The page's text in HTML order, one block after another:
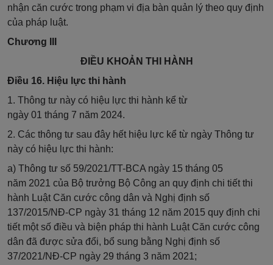
nhận căn cước trong phạm vi địa bàn quản lý theo quy định
của pháp luật.
Chương III
ĐIỀU KHOẢN THI HÀNH
Điều 16. Hiệu lực thi hành
1. Thông tư này có hiệu lực thi hành kể từ
ngày 01 tháng 7 năm 2024.
2. Các thông tư sau đây hết hiệu lực kể từ ngày Thông tư
này có hiệu lực thi hành:
a) Thông tư số 59/2021/TT-BCA ngày 15 tháng 05
năm 2021 của Bộ trưởng Bộ Công an quy định chi tiết thi
hành Luật Căn cước công dân và Nghị định số
137/2015/NĐ-CP ngày 31 tháng 12 năm 2015 quy định chi
tiết một số điều và biện pháp thi hành Luật Căn cước công
dân đã được sửa đổi, bổ sung bằng Nghị định số
37/2021/NĐ-CP ngày 29 tháng 3 năm 2021;